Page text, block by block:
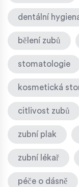
dentální
bělení zubů
stomatologie
kosmetická
citlivost zubů
zubní plak
zubní lékař
péče o dásně